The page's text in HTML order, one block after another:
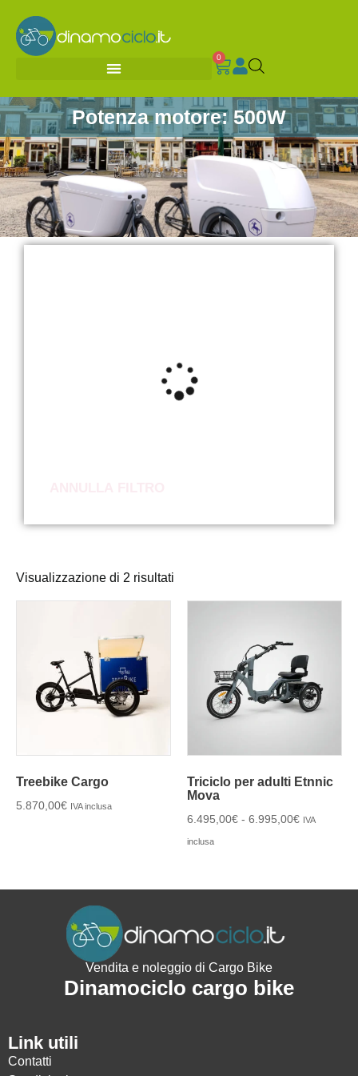
0
Potenza motore: 500W
Visualizzazione di 2 risultati
Treebike Cargo
5.870,00€ IVA inclusa
Triciclo per adulti Etnnic
Mova
6.495,00€ - 6.995,00€ IVA
inclusa
Vendita e noleggio di Cargo Bike
Dinamociclo cargo bike
Link utili
Contatti